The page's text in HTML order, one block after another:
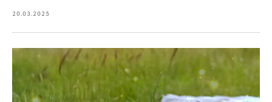
20.03.2025